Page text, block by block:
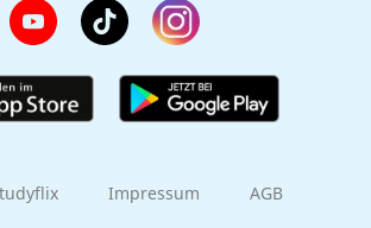
Impressum AGB